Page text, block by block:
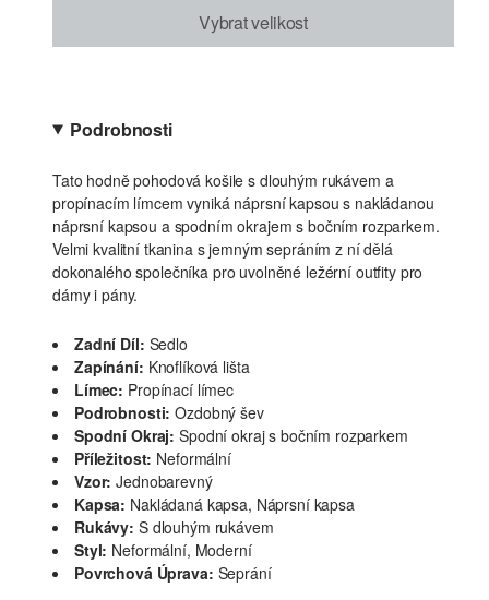
Vybrat velikost
Podrobnosti
Tato hodně pohodová košile s dlouhým rukávem a
propínacím límcem vyniká náprsní kapsou s nakládanou
náprsní kapsou a spodním okrajem s bočním rozparkem.
Velmi kvalitní tkanina s jemným sepráním z ní dělá
dokonalého společníka pro uvolněné ležérní outfity pro
dámy i pány.
Zadní Díl: Sedlo
Zapínání: Knoflíková lišta
Límec: Propínací límec
Podrobnosti: Ozdobný šev
Spodní Okraj: Spodní okraj s bočním rozparkem
Příležitost: Neformální
Vzor: Jednobarevný
Kapsa: Nakládaná kapsa, Náprsní kapsa
Rukávy: S dlouhým rukávem
Styl: Neformální, Moderní
Povrchová Úprava: Seprání